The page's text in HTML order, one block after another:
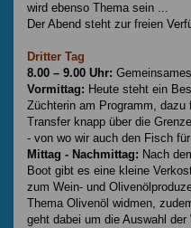
wird ebenso Thema sein ...
Der Abend steht zur freien
Dritter Tag
8.00 – 9.00 Uhr:
Vormittag: Heute steht ein
Züchterin am Programm,
Transfer knapp über die
- von wo wir auch den Fisch
Mittag - Nachmittag: Nach
Boot gibt es eine kleine
zum Wein- und
Thema Olivenöl widmen,
geht dabei um die Auswahl